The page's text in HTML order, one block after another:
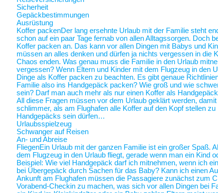
Sicherheit
Gepäckbestimmungen
Ausrüstung
Koffer packenDer lang ersehnte Urlaub mit der Familie steht
schon auf ein paar Tage fernab von allen Alltagssorgen. Doch
Koffer packen an. Das kann vor allen Dingen mit Babys und
müssen an alles denken und dürfen ja nichts vergessen in die
Chaos enden. Was genau muss die Familie in den Urlaub
vergessen? Wenn Eltern und Kinder mit dem Flugzeug in den
Dinge als Koffer packen zu beachten. Es gibt genaue
Familie also ins Handgepäck packen? Wie groß und wie
sein? Darf man auch mehr als nur einen Koffer als
All diese Fragen müssen vor dem Urlaub geklärt werden,
schlimmer, als am Flughafen alle Koffer auf den Kopf stellen
Handgepäcks sein dürfen…
Urlaubsspielzeug
Schwanger auf Reisen
An- und Abreise
FliegenEin Urlaub mit der ganzen Familie ist ein großer Spaß.
dem Flugzeug in den Urlaub fliegt, gerade wenn man ein Kind
Beispiel: Wie viel Handgepäck darf ich mitnehmen, wenn ich
bei Übergepäck durch Sachen für das Baby? Kann ich einen
Ankunft am Flughafen müssen die Passagiere zunächst zum
Vorabend-Checkin zu machen, was sich vor allen Dingen bei